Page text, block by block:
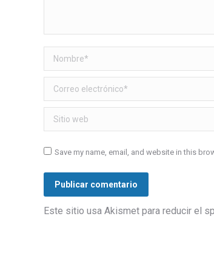
Nombre *
Correo electrónico *
Sitio web
Save my name, email, and website in this
Publicar comentario
Este sitio usa Akismet para reducir el